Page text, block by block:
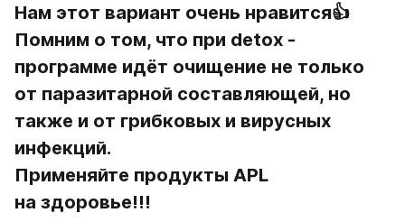
Нам этот вариант очень нравится👍
Помним о том, что при detox -
программе идёт очищение не только
от паразитарной составляющей, но
также и от грибковых и вирусных
инфекций.
Применяйте продукты APL
на здоровье!!!